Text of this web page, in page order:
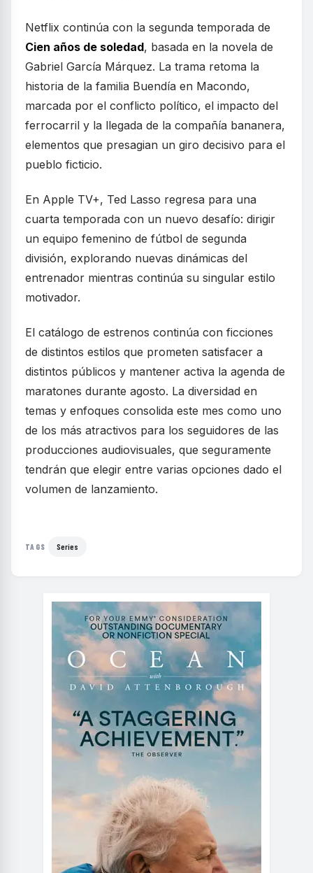
Netflix continúa con la segunda temporada de
Cien años de soledad, basada en la novela de
Gabriel García Márquez. La trama retoma la
historia de la familia Buendía en Macondo,
marcada por el conflicto político, el impacto del
ferrocarril y la llegada de la compañía bananera,
elementos que presagian un giro decisivo para el
pueblo ficticio.
En Apple TV+, Ted Lasso regresa para una
cuarta temporada con un nuevo desafío: dirigir
un equipo femenino de fútbol de segunda
división, explorando nuevas dinámicas del
entrenador mientras continúa su singular estilo
motivador.
El catálogo de estrenos continúa con ficciones
de distintos estilos que prometen satisfacer a
distintos públicos y mantener activa la agenda de
maratones durante agosto. La diversidad en
temas y enfoques consolida este mes como uno
de los más atractivos para los seguidores de las
producciones audiovisuales, que seguramente
tendrán que elegir entre varias opciones dado el
volumen de lanzamiento.
TAGS Series